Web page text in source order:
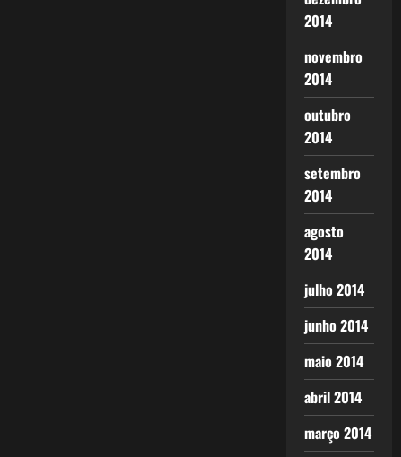
2014
novembro
2014
outubro
2014
setembro
2014
agosto
2014
julho 2014
junho 2014
maio 2014
abril 2014
março 2014